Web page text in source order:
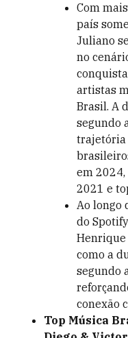
Com
país
Juliano
no
artistas
Brasil. A
segundo
trajetória
em
2021 e
Ao longo
do
como a
segundo
conexão
Top Música